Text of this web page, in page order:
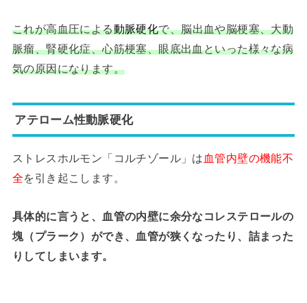
これが高血圧による動脈硬化で、脳出血や脳梗塞、大動
脈瘤、腎硬化症、心筋梗塞、眼底出血といった様々な病
気の原因になります。
アテローム性動脈硬化
ストレスホルモン「コルチゾール」は 血管内壁の機能不
全を引き起こします。
具体的に言うと、血管の内壁に余分なコレステロールの
塊（プラーク）ができ、血管が狭くなったり、詰まった
りしてしまいます。